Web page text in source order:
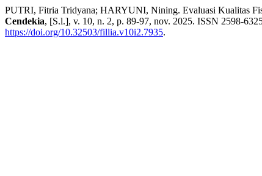
PUTRI, Fitria Tridyana; HARYUNI, Nining. Evaluasi Kualitas
Cendekia, [S.l.], v. 10, n. 2, p. 89-97, nov. 2025. ISSN 2598-
https://doi.org/10.32503/fillia.v10i2.7935.